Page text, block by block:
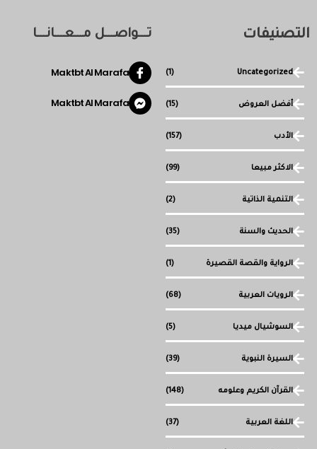
التصنيفات
Uncategorized
(1)
أفضل العروض (15)
الأدب (157)
الاكثر مبيعا (99)
التنمية الذاتية (2)
الحديث والسنة (35)
الرواية والقصة القصيرة (1)
الرويات العربية (68)
السوشيال ميديا (5)
السيرة النبوية (39)
القرآن الكريم وعلومه (148)
اللغة العربية (37)
تـــواصـــل مـــعـــانـــا
Maktbt Al Marafa
Maktbt Al Marafa